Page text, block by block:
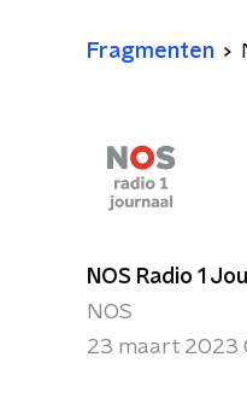
Fragmenten
NOS Radio 1
NOS
23 maart 2023